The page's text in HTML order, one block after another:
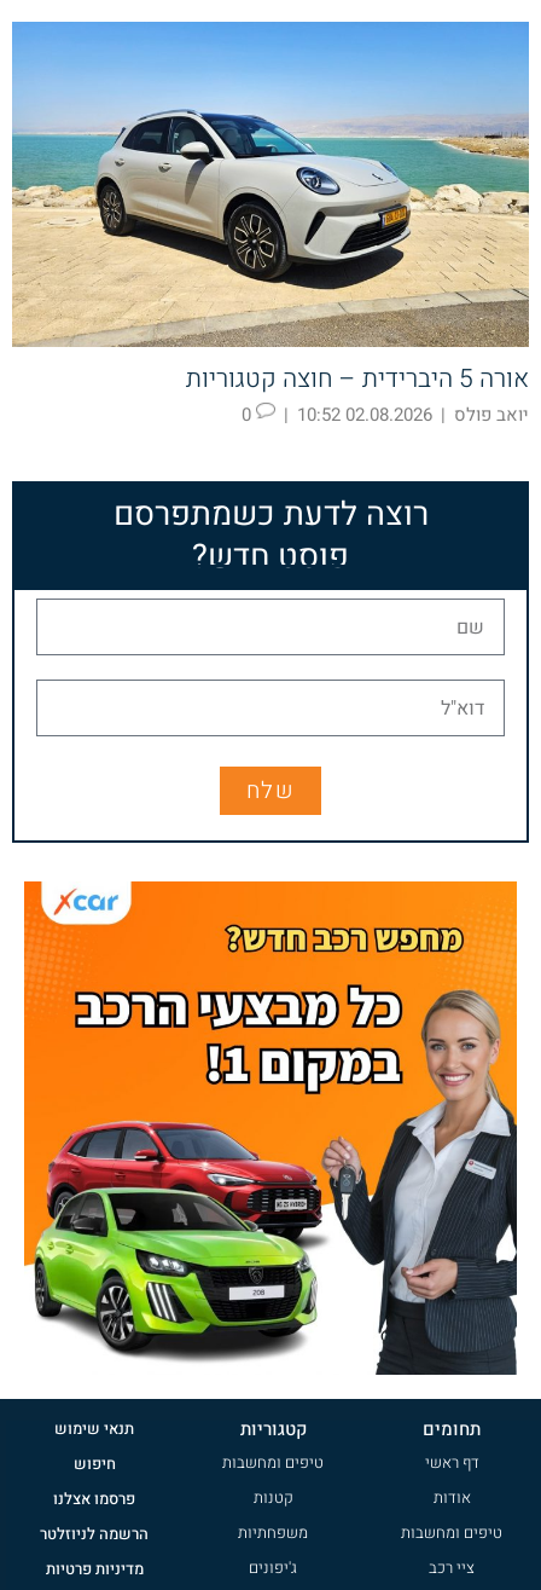
אורה 5 היברידית – חוצה קטגוריות
יואב פולס |
02.08.2026 10:52
|
רוצה לדעת כשמתפרסם
פוסט חדש?
שלח
תחומים
דף ראשי
אודות
טיפים ומחשבות
ציי רכב
קטגוריות
טיפים ומחשבות
קטנות
משפחתיות
ג'יפונים
תנאי שימוש
חיפוש
פרסמו אצלנו
הרשמה לניוזלטר
מדיניות פרטיות